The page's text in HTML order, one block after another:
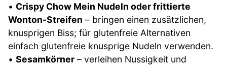
• Crispy Chow Mein Nudeln oder frittierte
Wonton-Streifen – bringen einen zusätzlichen,
knusprigen Biss; für glutenfreie Alternativen
einfach glutenfreie knusprige Nudeln verwenden.
• Sesamkörner – verleihen Nussigkeit und